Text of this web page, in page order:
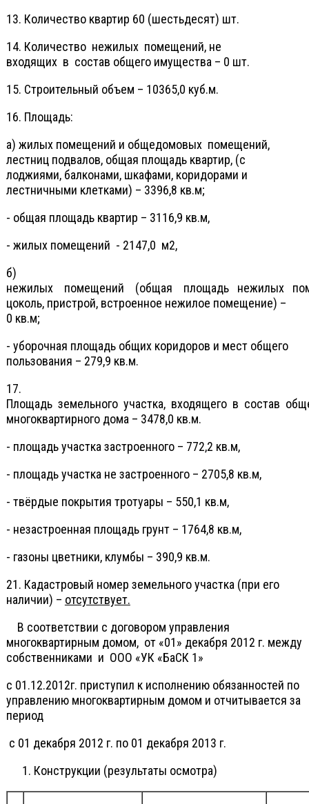
13. Количество квартир 60 (шестьдесят) шт.
14. Количество нежилых помещений, не
входящих в состав общего имущества – 0 шт.
15. Строительный объем – 10365,0 куб.м.
16. Площадь:
а) жилых помещений и общедомовых помещений,
лестниц подвалов, общая площадь квартир, (с
лоджиями, балконами, шкафами, коридорами и
лестничными клетками) – 3396,8 кв.м;
- общая площадь квартир – 3116,9 кв.м,
- жилых помещений - 2147,0 м2,
б)
нежилых помещений (общая площадь нежилых
цоколь, пристрой, встроенное нежилое помещение) –
0 кв.м;
- уборочная площадь общих коридоров и мест общего
пользования – 279,9 кв.м.
17.
Площадь земельного участка, входящего в состав
многоквартирного дома – 3478,0 кв.м.
- площадь участка застроенного – 772,2 кв.м,
- площадь участка не застроенного – 2705,8 кв.м,
- твёрдые покрытия тротуары – 550,1 кв.м,
- незастроенная площадь грунт – 1764,8 кв.м,
- газоны цветники, клумбы – 390,9 кв.м.
21. Кадастровый номер земельного участка (при его
наличии) – отсутствует.
В соответствии с договором управления
многоквартирным домом, от «01» декабря 2012 г. между
собственниками и ООО «УК «БаСК 1»
с 01.12.2012г. приступил к исполнению обязанностей по
управлению многоквартирным домом и отчитывается за
период
с 01 декабря 2012 г. по 01 декабря 2013 г.
Конструкции (результаты осмотра)